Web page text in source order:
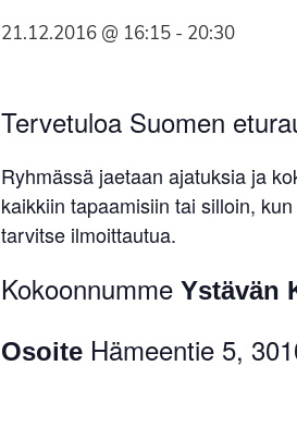
21.12.2016 @ 16:15 - 20:30
Tervetuloa Suomen
Ryhmässä jaetaan ajatuksia ja
kaikkiin tapaamisiin tai silloin,
tarvitse ilmoittautua.
Kokoonnumme Ystävän
Osoite Hämeentie 5,